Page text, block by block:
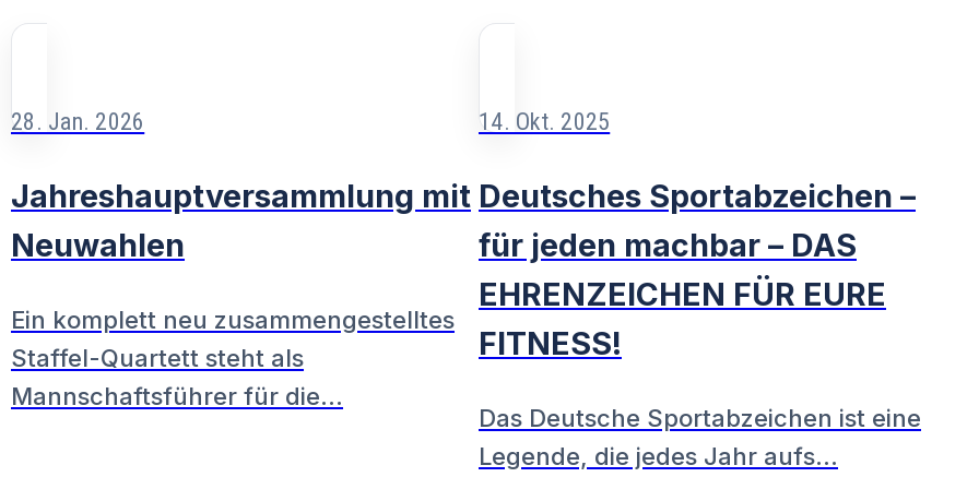
28. Jan. 2026
Jahreshauptversammlung mit
Neuwahlen
Ein komplett neu zusammengestelltes
Staffel-Quartett steht als
Mannschaftsführer für die…
14. Okt. 2025
Deutsches Sportabzeichen –
für jeden machbar – DAS
EHRENZEICHEN FÜR EURE
FITNESS!
Das Deutsche Sportabzeichen ist eine
Legende, die jedes Jahr aufs…